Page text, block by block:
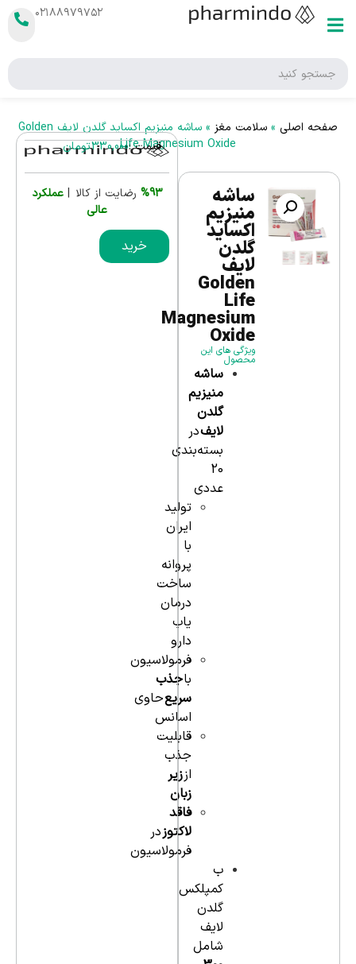
۰۲۱۸۸۹۷۹۷۵۲
صفحه اصلی » سلامت مغز »
ساشه منیزیم اکساید گلدن لایف Golden
Life Magnesium Oxide
ساشه
منیزیم
اکساید
گلدن
لایف
Golden
Life
Magnesium
Oxide
ویژگی های این
محصول
ساشه
منیزیم
گلدن
لایفدر
بسته‌بندی
20
عددی
تولید
ایران
با
پروانه
ساخت
درمان
یاب
دارو
فرمولاسیون
باجذب
سریعحاوی
اسانس
قابلیت
جذب
اززیر
زبان
فاقد
لاکتوزدر
فرمولاسیون
ب
کمپلکس
گلدن
لایف
شامل
قیمت :330,000تومان
%93 رضایت از کالا | عملکرد
عالی
خرید